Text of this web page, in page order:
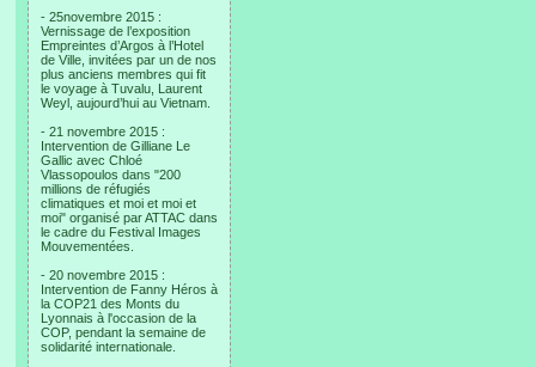
- 25novembre 2015 :
Vernissage de l’exposition
Empreintes d’Argos à l’Hotel
de Ville, invitées par un de nos
plus anciens membres qui fit
le voyage à Tuvalu, Laurent
Weyl, aujourd’hui au Vietnam.
- 21 novembre 2015 :
Intervention de Gilliane Le
Gallic avec Chloé
Vlassopoulos dans "200
millions de réfugiés
climatiques et moi et moi et
moi" organisé par ATTAC dans
le cadre du Festival Images
Mouvementées.
- 20 novembre 2015 :
Intervention de Fanny Héros à
la COP21 des Monts du
Lyonnais à l'occasion de la
COP, pendant la semaine de
solidarité internationale.